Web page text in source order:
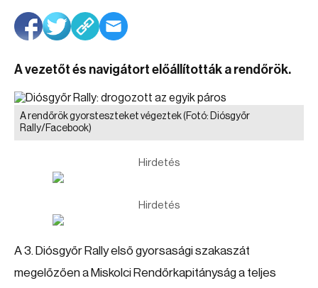
A vezetőt és navigátort előállították a rendőrök.
A rendőrök gyorsteszteket végeztek(Fotó: Diósgyőr
Rally/Facebook)
Hirdetés
Hirdetés
A 3. Diósgyőr Rally első gyorsasági szakaszát
megelőzően a Miskolci Rendőrkapitányság a teljes